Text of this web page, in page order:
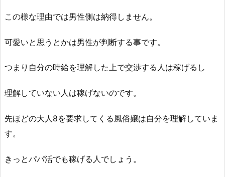
この様な理由では男性側は納得しません。
可愛いと思うとかは男性が判断する事です。
つまり自分の時給を理解した上で交渉する人は稼げるし
理解していない人は稼げないのです。
先ほどの大人8を要求してくる風俗嬢は自分を理解していま
す。
きっとパパ活でも稼げる人でしょう。